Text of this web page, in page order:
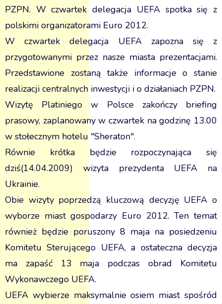
PZPN. W czwartek delegacja UEFA spotka się z
polskimi organizatorami Euro 2012.
W czwartek delegacja UEFA zapozna się z
przygotowanymi przez nasze miasta prezentacjami.
Przedstawione zostaną także informacje o stanie
realizacji centralnych inwestycji i o działaniach PZPN.
Wizytę Platiniego w Polsce zakończy briefing
prasowy, zaplanowany w czwartek na godzinę 13.00
w stołecznym hotelu "Sheraton".
Równie krótka będzie rozpoczynająca się
dziś(14.04.2009) wizyta prezydenta UEFA na
Ukrainie.
Obie wizyty poprzedzą kluczową decyzję UEFA o
wyborze miast gospodarzy Euro 2012. Ten temat
również będzie poruszony 8 maja na posiedzeniu
Komitetu Sterującego UEFA, a ostateczna decyzja
ma zapaść 13 maja podczas obrad Komitetu
Wykonawczego UEFA.
UEFA wybierze maksymalnie osiem miast spośród